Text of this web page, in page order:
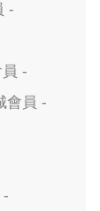
-
-
會員 -
-